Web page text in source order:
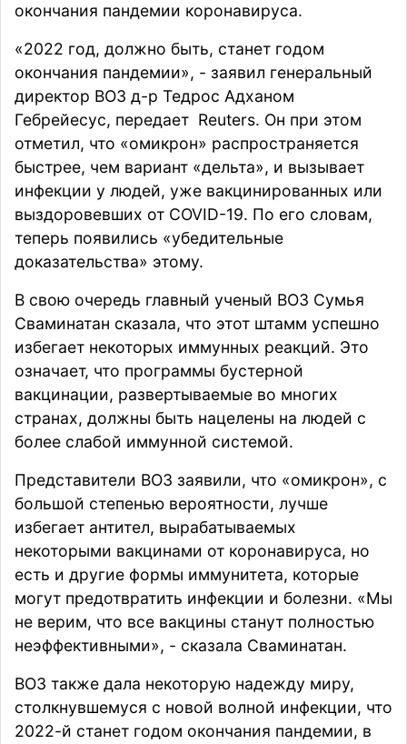
окончания пандемии коронавируса.
«2022 год, должно быть, станет годом
окончания пандемии», - заявил генеральный
директор ВОЗ д-р Тедрос Адханом
Гебрейесус, передает Reuters. Он при этом
отметил, что «омикрон» распространяется
быстрее, чем вариант «дельта», и вызывает
инфекции у людей, уже вакцинированных или
выздоровевших от COVID-19. По его словам,
теперь появились «убедительные
доказательства» этому.
В свою очередь главный ученый ВОЗ Сумья
Сваминатан сказала, что этот штамм успешно
избегает некоторых иммунных реакций. Это
означает, что программы бустерной
вакцинации, развертываемые во многих
странах, должны быть нацелены на людей с
более слабой иммунной системой.
Представители ВОЗ заявили, что «омикрон», с
большой степенью вероятности, лучше
избегает антител, вырабатываемых
некоторыми вакцинами от коронавируса, но
есть и другие формы иммунитета, которые
могут предотвратить инфекции и болезни. «Мы
не верим, что все вакцины станут полностью
неэффективными», - сказала Сваминатан.
ВОЗ также дала некоторую надежду миру,
столкнувшемуся с новой волной инфекции, что
2022-й станет годом окончания пандемии, в